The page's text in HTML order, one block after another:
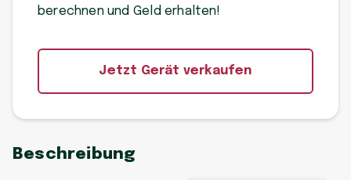
berechnen und Geld erhalten!
Jetzt Gerät verkaufen
Beschreibung